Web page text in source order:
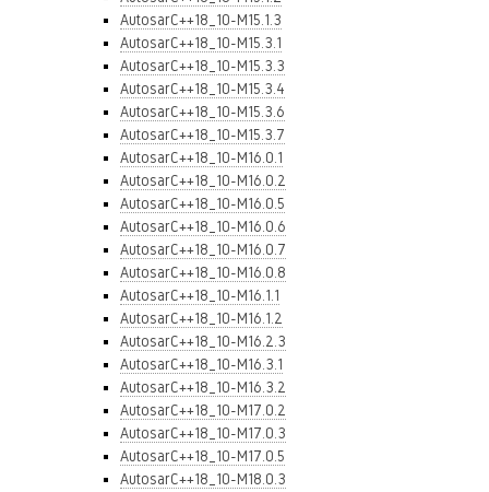
AutosarC++18_10-M15.1.3
AutosarC++18_10-M15.3.1
AutosarC++18_10-M15.3.3
AutosarC++18_10-M15.3.4
AutosarC++18_10-M15.3.6
AutosarC++18_10-M15.3.7
AutosarC++18_10-M16.0.1
AutosarC++18_10-M16.0.2
AutosarC++18_10-M16.0.5
AutosarC++18_10-M16.0.6
AutosarC++18_10-M16.0.7
AutosarC++18_10-M16.0.8
AutosarC++18_10-M16.1.1
AutosarC++18_10-M16.1.2
AutosarC++18_10-M16.2.3
AutosarC++18_10-M16.3.1
AutosarC++18_10-M16.3.2
AutosarC++18_10-M17.0.2
AutosarC++18_10-M17.0.3
AutosarC++18_10-M17.0.5
AutosarC++18_10-M18.0.3